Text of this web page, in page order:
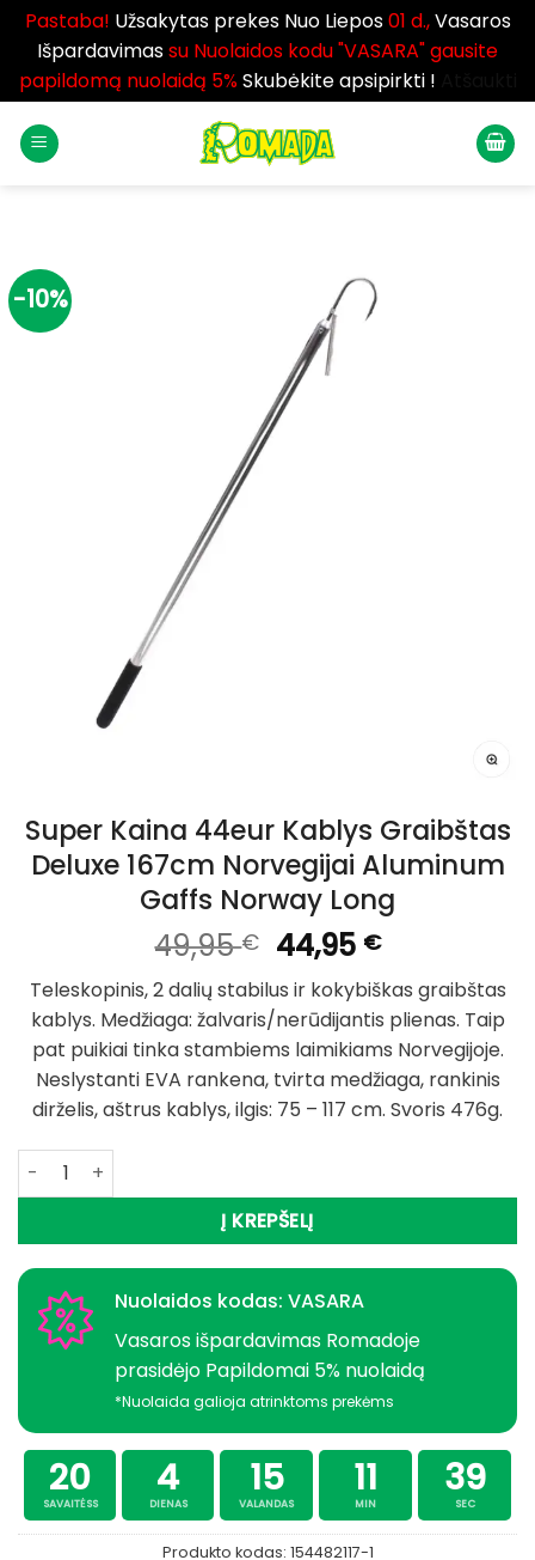
Pastaba! Užsakytas prekes Nuo Liepos01 d.,Vasaros
Išpardavimassu Nuolaidos kodu "VASARA" gausite
papildomą nuolaidą 5%Skubėkite apsipirkti !
-10%
Super Kaina 44eur Kablys Graibštas
Deluxe 167cm Norvegijai Aluminum
Gaffs Norway Long
49,95€ Original
price
was:
49,95 €.
44,95 €Current
price
is:
44,95 €.
Teleskopinis, 2 dalių stabilus ir kokybiškas graibštas
kablys. Medžiaga: žalvaris/nerūdijantis plienas. Taip
pat puikiai tinka stambiems laimikiams Norvegijoje.
Neslystanti EVA rankena, tvirta medžiaga, rankinis
dirželis, aštrus kablys, ilgis: 75 – 117 cm. Svoris 476g.
produkto kiekis: Super Kaina 44eur Kablys Graibštas
Į KREPŠELĮ
Nuolaidos kodas: VASARA
Vasaros išpardavimas Romadoje
prasidėjo Papildomai 5% nuolaidą
*Nuolaida galioja atrinktoms prekėms
20
SAVAITĖSS
4
DIENAS
15
VALANDAS
11
MIN
38
SEC
Produkto kodas: 154482117-1